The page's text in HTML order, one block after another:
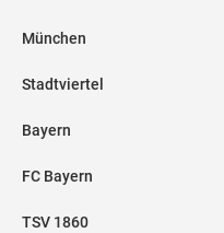
München
Stadtviertel
Bayern
FC Bayern
TSV 1860